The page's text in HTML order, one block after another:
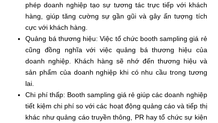
phép doanh nghiệp tạo sự tương tác trực tiếp với khách
hàng, giúp tăng cường sự gần gũi và gây ấn tượng tích
cực với khách hàng.
Quảng bá thương hiệu: Việc tổ chức booth sampling giá rẻ
cũng đồng nghĩa với việc quảng bá thương hiệu của
doanh nghiệp. Khách hàng sẽ nhớ đến thương hiệu và
sản phẩm của doanh nghiệp khi có nhu cầu trong tương
lai.
Chi phí thấp: Booth sampling giá rẻ giúp các doanh nghiệp
tiết kiệm chi phí so với các hoạt động quảng cáo và tiếp thị
khác như quảng cáo truyền thông, PR hay tổ chức sự kiện